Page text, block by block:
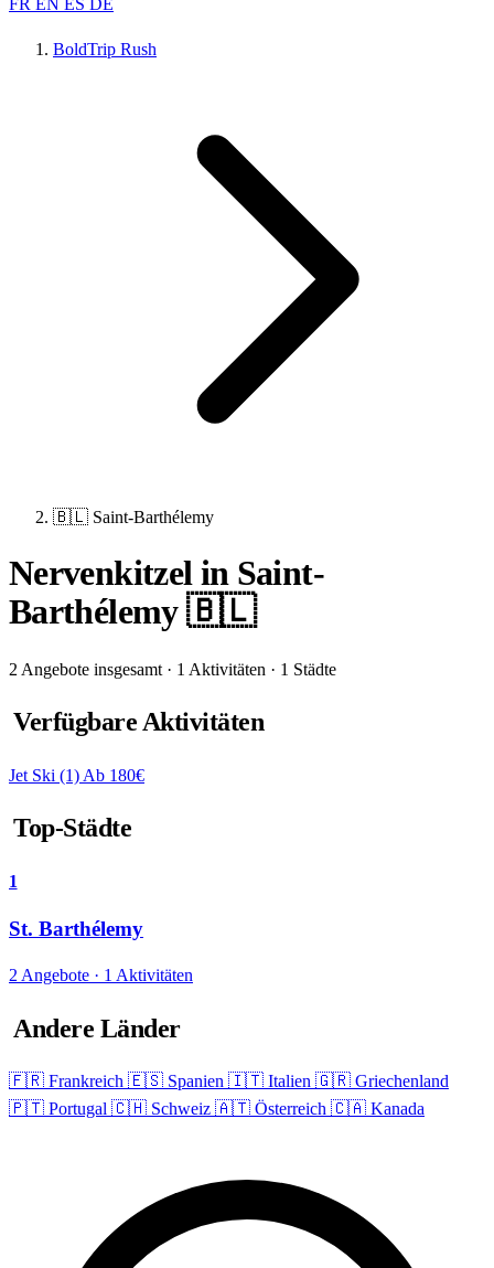
FR EN ES DE
BoldTrip Rush
🇧🇱 Saint-Barthélemy
Nervenkitzel in Saint-
Barthélemy 🇧🇱
2 Angebote insgesamt · 1 Aktivitäten · 1 Städte
Verfügbare Aktivitäten
Jet Ski (1) Ab 180€
Top-Städte
1
St. Barthélemy
2 Angebote · 1 Aktivitäten
Andere Länder
🇫🇷 Frankreich 🇪🇸 Spanien 🇮🇹 Italien 🇬🇷 Griechenland
🇵🇹 Portugal 🇨🇭 Schweiz 🇦🇹 Österreich 🇨🇦 Kanada